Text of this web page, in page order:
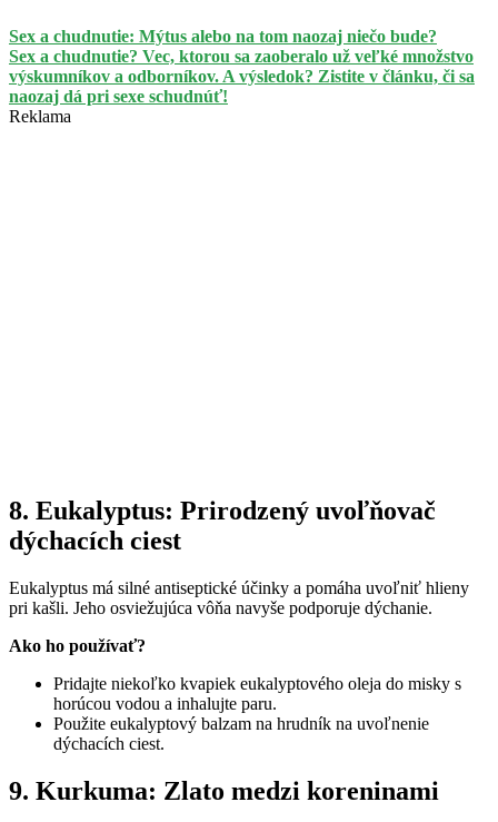
Sex a chudnutie: Mýtus alebo na tom naozaj niečo bude?
Sex a chudnutie? Vec, ktorou sa zaoberalo už veľké množstvo
výskumníkov a odborníkov. A výsledok? Zistite v článku, či sa
naozaj dá pri sexe schudnúť!
Reklama
8. Eukalyptus: Prirodzený uvoľňovač
dýchacích ciest
Eukalyptus má silné antiseptické účinky a pomáha uvoľniť hlieny
pri kašli. Jeho osviežujúca vôňa navyše podporuje dýchanie.
Ako ho používať?
Pridajte niekoľko kvapiek eukalyptového oleja do misky s
horúcou vodou a inhalujte paru.
Použite eukalyptový balzam na hrudník na uvoľnenie
dýchacích ciest.
9. Kurkuma: Zlato medzi koreninami